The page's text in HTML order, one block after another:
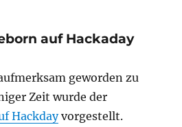
auf Hackaday
geworden zu
Zeit wurde der
Hackdayvorgestellt.